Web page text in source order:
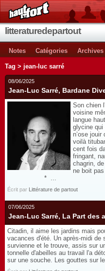
litteraturedepartout
Notes Catégories Archives
Tag > jean-luc sarré
08/06/2025
Jean-Luc Sarré, Bardane
Son chien
voisine
langue
glycine qui
n’ose
voilà
cent fois
fringant,
chagrin,
ne boit
* ...
Écrit par Littérature de partout
07/06/2025
Jean-Luc Sarré, La Part des
Citadin, il aime les jardins mais
vacances d'été. Un après-midi de
survienne et le trouve, assis sur
tonnelle d'abeilles au travail l'a
sur une souche. Les gouttes sur